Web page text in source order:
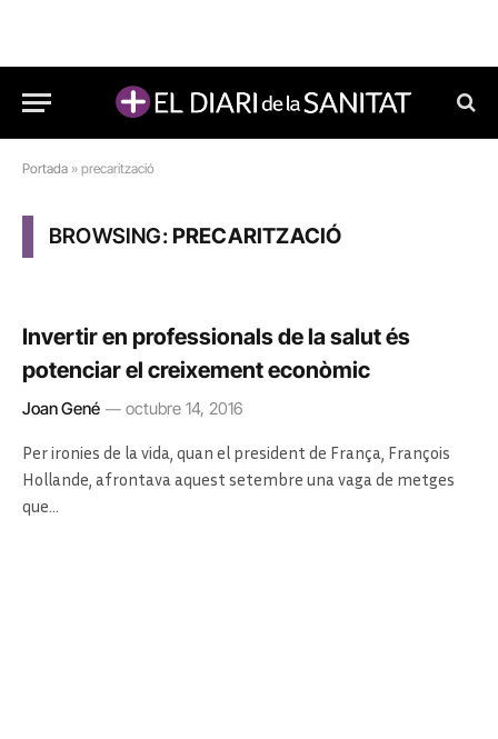
Portada » precarització
BROWSING:PRECARITZACIÓ
Invertir en professionals de la salut és
potenciar el creixement econòmic
Joan Gené octubre 14, 2016
Per ironies de la vida, quan el president de França, François
Hollande, afrontava aquest setembre una vaga de metges
que…